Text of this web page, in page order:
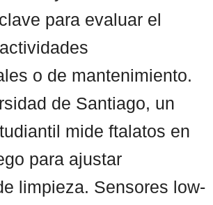
para evaluar el
o de mantenimiento.
de Santiago, un
mide ftalatos en
para ajustar
limpieza. Sensores low-